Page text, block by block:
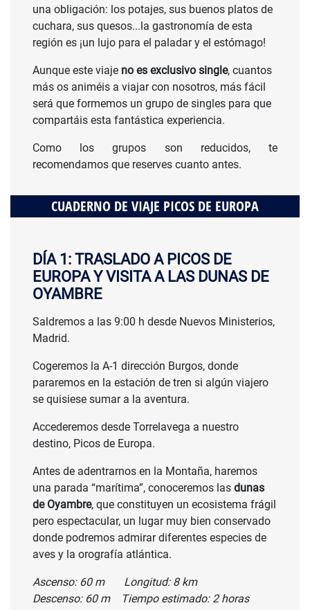
una obligación: los potajes, sus buenos platos de
cuchara, sus quesos...la gastronomía de esta
región es ¡un lujo para el paladar y el estómago!
Aunque este viaje no es exclusivo single, cuantos
más os animéis a viajar con nosotros, más fácil
será que formemos un grupo de singles para que
compartáis esta fantástica experiencia.
Como los grupos son reducidos, te
recomendamos que reserves cuanto antes.
CUADERNO DE VIAJE PICOS DE EUROPA
DÍA 1: TRASLADO A PICOS DE
EUROPA Y VISITA A LAS DUNAS DE
OYAMBRE
Saldremos a las 9:00 h desde Nuevos Ministerios,
Madrid.
Cogeremos la A-1 dirección Burgos, donde
pararemos en la estación de tren si algún viajero
se quisiese sumar a la aventura.
Accederemos desde Torrelavega a nuestro
destino, Picos de Europa.
Antes de adentrarnos en la Montaña, haremos
una parada “marítima”, conoceremos las dunas
de Oyambre, que constituyen un ecosistema frágil
pero espectacular, un lugar muy bien conservado
donde podremos admirar diferentes especies de
aves y la orografía atlántica.
Ascenso: 60 m Longitud: 8 km
Descenso: 60 m Tiempo estimado: 2 horas